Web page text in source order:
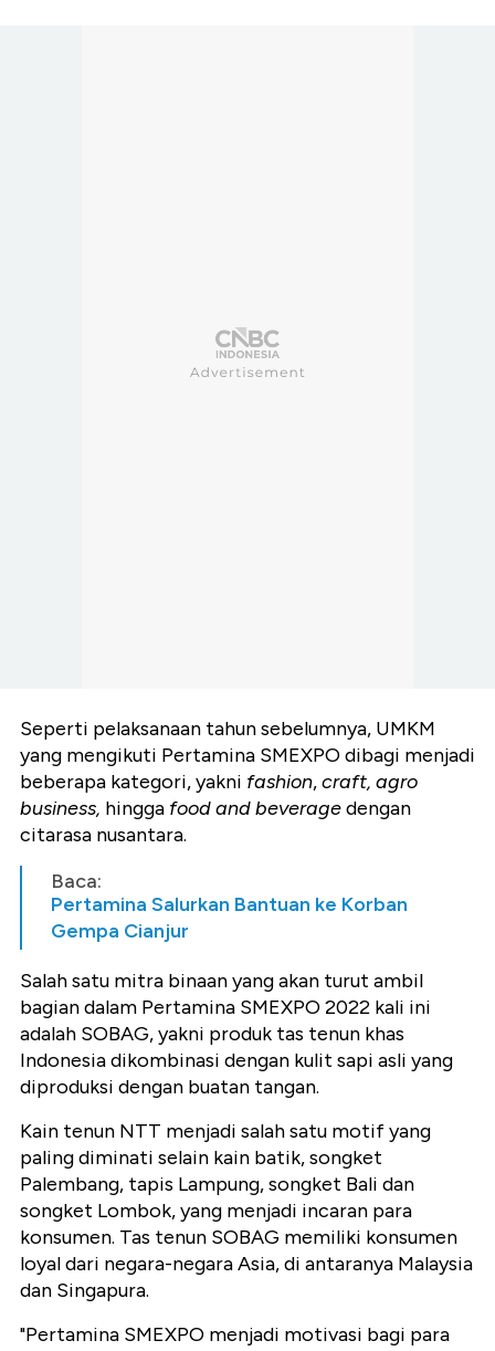
Seperti pelaksanaan tahun sebelumnya, UMKM
yang mengikuti Pertamina SMEXPO dibagi menjadi
beberapa kategori, yakni fashion,craft, agro
business, hingga food and beveragedengan
citarasa nusantara.
Baca:
Pertamina Salurkan Bantuan ke Korban
Gempa Cianjur
Salah satu mitra binaan yang akan turut ambil
bagian dalam Pertamina SMEXPO 2022 kali ini
adalah SOBAG, yakni produk tas tenun khas
Indonesia dikombinasi dengan kulit sapi asli yang
diproduksi dengan buatan tangan.
Kain tenun NTT menjadi salah satu motif yang
paling diminati selain kain batik, songket
Palembang, tapis Lampung, songket Bali dan
songket Lombok, yang menjadi incaran para
konsumen. Tas tenun SOBAG memiliki konsumen
loyal dari negara-negara Asia, di antaranya Malaysia
dan Singapura.
"Pertamina SMEXPO menjadi motivasi bagi para